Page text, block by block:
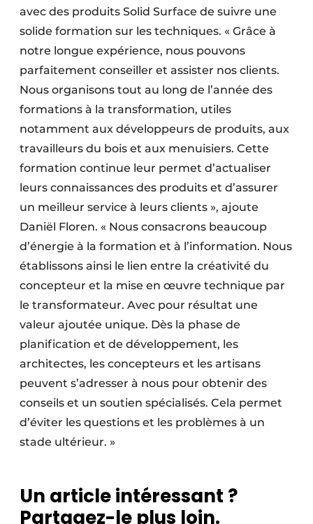
avec des produits Solid Surface de suivre une
solide formation sur les techniques. « Grâce à
notre longue expérience, nous pouvons
parfaitement conseiller et assister nos clients.
Nous organisons tout au long de l’année des
formations à la transformation, utiles
notamment aux développeurs de produits, aux
travailleurs du bois et aux menuisiers. Cette
formation continue leur permet d’actualiser
leurs connaissances des produits et d’assurer
un meilleur service à leurs clients », ajoute
Daniël Floren. « Nous consacrons beaucoup
d’énergie à la formation et à l’information. Nous
établissons ainsi le lien entre la créativité du
concepteur et la mise en œuvre technique par
le transformateur. Avec pour résultat une
valeur ajoutée unique. Dès la phase de
planification et de développement, les
architectes, les concepteurs et les artisans
peuvent s’adresser à nous pour obtenir des
conseils et un soutien spécialisés. Cela permet
d’éviter les questions et les problèmes à un
stade ultérieur. »
Un article intéressant ?
Partagez-le plus loin.